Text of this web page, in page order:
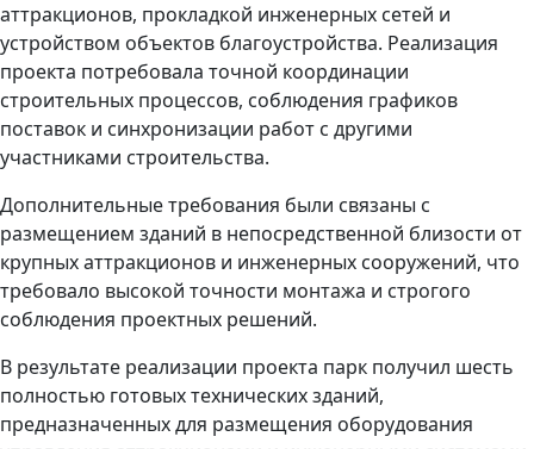
аттракционов, прокладкой инженерных сетей и
устройством объектов благоустройства. Реализация
проекта потребовала точной координации
строительных процессов, соблюдения графиков
поставок и синхронизации работ с другими
участниками строительства.
Дополнительные требования были связаны с
размещением зданий в непосредственной близости от
крупных аттракционов и инженерных сооружений, что
требовало высокой точности монтажа и строгого
соблюдения проектных решений.
В результате реализации проекта парк получил шесть
полностью готовых технических зданий,
предназначенных для размещения оборудования